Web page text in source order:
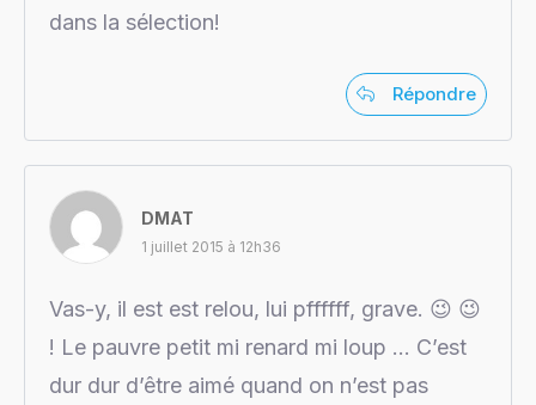
dans la sélection!
Répondre
DMAT
1 juillet 2015 à 12h36
Vas-y, il est est relou, lui pffffff, grave. 😉 😉
! Le pauvre petit mi renard mi loup … C’est
dur dur d’être aimé quand on n’est pas